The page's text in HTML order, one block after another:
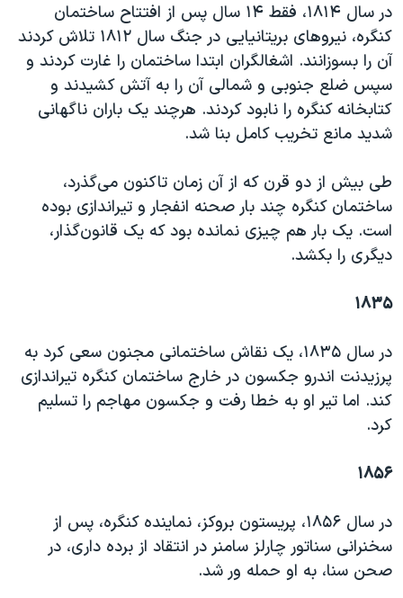
سفر پرزیدنت ترامپ به چیندر سال ۱۸۱۴، فقط ۱۴ سال پس از افتتاح ساختمان
کنگره، نیروهای بریتانیایی در جنگ سال ۱۸۱۲ تلاش کردند
آن را بسوزانند. اشغالگران ابتدا ساختمان را غارت کردند و
سپس ضلع جنوبی و شمالی آن را به آتش کشیدند و
کتابخانه کنگره را نابود کردند. هرچند یک باران ناگهانی
شدید مانع تخریب کامل بنا شد.
طی بیش از دو قرن که از آن زمان تاکنون می‌گذرد،
ساختمان کنگره چند بار صحنه انفجار و تیراندازی بوده
است. یک بار هم چیزی نمانده بود که یک قانون‌گذار،
دیگری را بکشد.
۱۸۳۵
در سال ۱۸۳۵، یک نقاش ساختمانی مجنون سعی کرد به
پرزیدنت اندرو جکسون در خارج ساختمان کنگره تیراندازی
کند. اما تیر او به خطا رفت و جکسون مهاجم را تسلیم
کرد.
۱۸۵۶
در سال ۱۸۵۶، پریستون بروکز، نماینده کنگره، پس از
سخنرانی سناتور چارلز سامنر در انتقاد از برده داری، در
صحن سنا، به او حمله ور شد.